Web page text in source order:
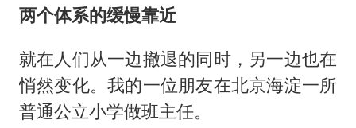
两个体系的缓慢靠近
就在人们从一边撤退的同时，另一边也在
悄然变化。我的一位朋友在北京海淀一所
普通公立小学做班主任。